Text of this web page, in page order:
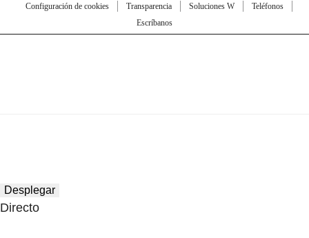
Configuración de cookies
Transparencia Soluciones W
Teléfonos
Escríbanos
Desplegar
Directo